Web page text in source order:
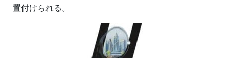
置付けられる。